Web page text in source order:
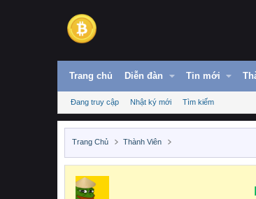
Trang chủ Diễn đàn Tin mới
Đang truy cập Nhật ký mới Tìm kiếm
Trang Chủ Thành Viên